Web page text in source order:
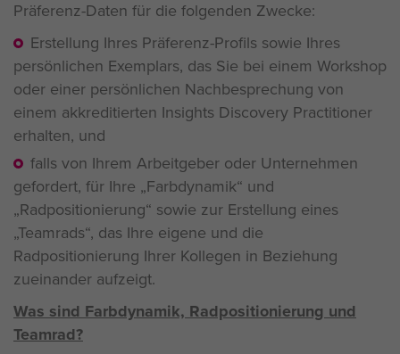
Präferenz-Daten für die folgenden Zwecke:
Erstellung Ihres Präferenz-Profils sowie Ihres
persönlichen Exemplars, das Sie bei einem Workshop
oder einer persönlichen Nachbesprechung von
einem akkreditierten Insights Discovery Practitioner
erhalten, und
falls von Ihrem Arbeitgeber oder Unternehmen
gefordert, für Ihre „Farbdynamik“ und
Radpositionierung“ sowie zur Erstellung eines
Teamrads“, das Ihre eigene und die
Radpositionierung Ihrer Kollegen in Beziehung
zueinander aufzeigt.
Was sind Farbdynamik, Radpositionierung und
Teamrad?